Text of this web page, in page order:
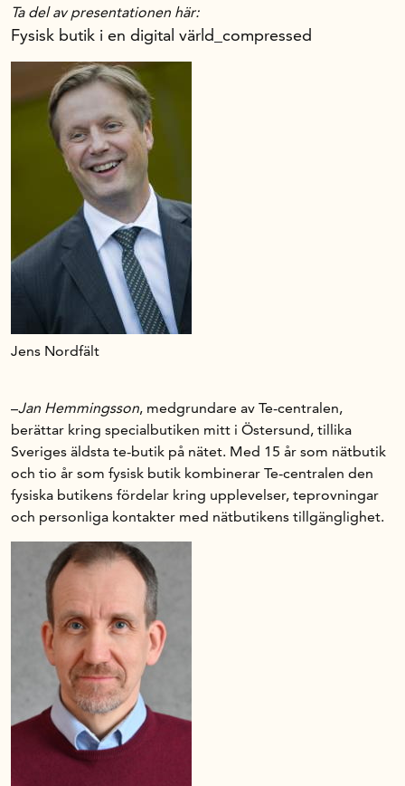
Ta del av presentationen här:
Fysisk butik i en digital värld_compressed
Jens Nordfält
–Jan Hemmingsson, medgrundare av Te-centralen,
berättar kring specialbutiken mitt i Östersund, tillika
Sveriges äldsta te-butik på nätet. Med 15 år som nätbutik
och tio år som fysisk butik kombinerar Te-centralen den
fysiska butikens fördelar kring upplevelser, teprovningar
och personliga kontakter med nätbutikens tillgänglighet.